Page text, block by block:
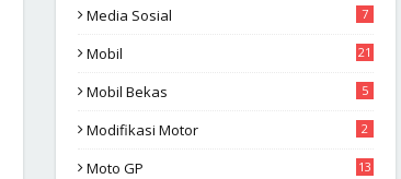
Media Sosial 7
Mobil 21
Mobil Bekas 5
Modifikasi Motor 2
Moto GP 13